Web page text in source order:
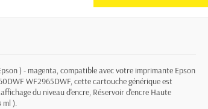
) - magenta, compatible avec votre imprimante Epson
WF2965DWF, cettecartouche générique est
du niveau d'encre, Réservoir d'encre Haute
ml ).